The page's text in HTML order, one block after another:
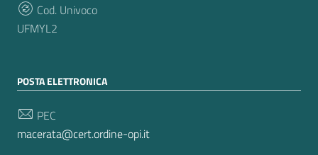
Cod. Univoco
UFMYL2
POSTA ELETTRONICA
PEC
macerata@cert.ordine-opi.it